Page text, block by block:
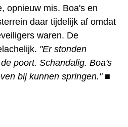
opnieuw mis. Boa's en
daar tijdelijk af omdat
waren. De
"Er stonden
poort. Schandalig. Boa's
bij kunnen springen." ■